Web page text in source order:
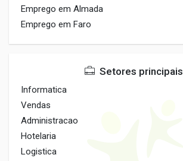
Emprego em Almada
Emprego em Faro
Setores principais
Informatica
Vendas
Administracao
Hotelaria
Logistica